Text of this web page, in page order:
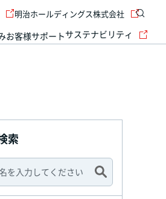
お客様サポートサステナビリティ
明治ホールディングス株式会社
索